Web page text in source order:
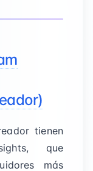
tienen
que
más